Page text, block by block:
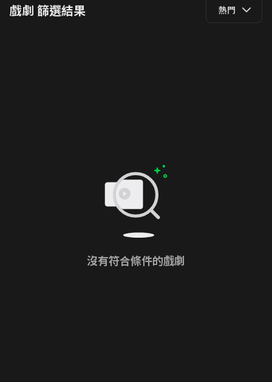
戲劇 篩選結果 熱門
沒有符合條件的戲劇